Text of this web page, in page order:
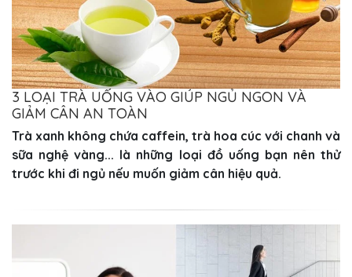
3 LOẠI TRÀ UỐNG VÀO GIÚP NGỦ NGON VÀ
GIẢM CÂN AN TOÀN
Trà xanh không chứa caffein, trà hoa cúc với chanh và
sữa nghệ vàng... là những loại đồ uống bạn nên thử
trước khi đi ngủ nếu muốn giảm cân hiệu quả.